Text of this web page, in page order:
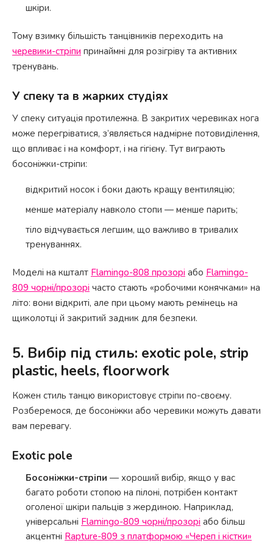
шкіри.
Тому взимку більшість танцівників переходить на
черевики-стріпи принаймні для розігріву та активних
тренувань.
У спеку та в жарких студіях
У спеку ситуація протилежна. В закритих черевиках нога
може перегріватися, з’являється надмірне потовиділення,
що впливає і на комфорт, і на гігієну. Тут виграють
босоніжки-стріпи:
відкритий носок і боки дають кращу вентиляцію;
менше матеріалу навколо стопи — менше парить;
тіло відчувається легшим, що важливо в тривалих
тренуваннях.
Моделі на кшталт Flamingo-808 прозорі або Flamingo-
809 чорні/прозорі часто стають «робочими конячками» на
літо: вони відкриті, але при цьому мають ремінець на
щиколотці й закритий задник для безпеки.
5. Вибір під стиль: exotic pole, strip
plastic, heels, floorwork
Кожен стиль танцю використовує стріпи по-своєму.
Розберемося, де босоніжки або черевики можуть давати
вам перевагу.
Exotic pole
Босоніжки-стріпи — хороший вибір, якщо у вас
багато роботи стопою на пілоні, потрібен контакт
оголеної шкіри пальців з жердиною. Наприклад,
універсальні Flamingo-809 чорні/прозорі або більш
акцентні Rapture-809 з платформою «Череп і кістки»